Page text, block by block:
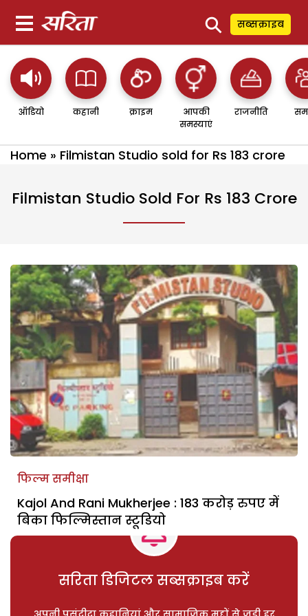
⚲ सब्सक्राइब
ऑडियो कहानी क्राइम
आपकी
समस्याएं
राजनीति
Home » Filmistan Studio sold for Rs 183 crore
Filmistan Studio Sold For Rs 183 Crore
फिल्म समीक्षा
Kajol And Rani Mukherjee : 183 करोड़ रुपए में
बिका फिल्मिस्तान स्टूडियो
सरिता डिजिटल सब्सक्राइब करें